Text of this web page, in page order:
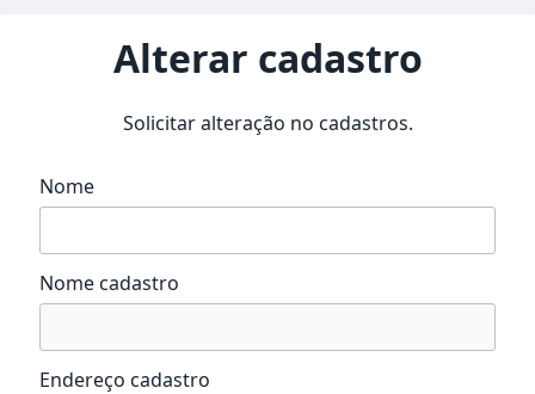
Alterar cadastro
Solicitar alteração no cadastros.
Nome
Nome cadastro
Endereço cadastro